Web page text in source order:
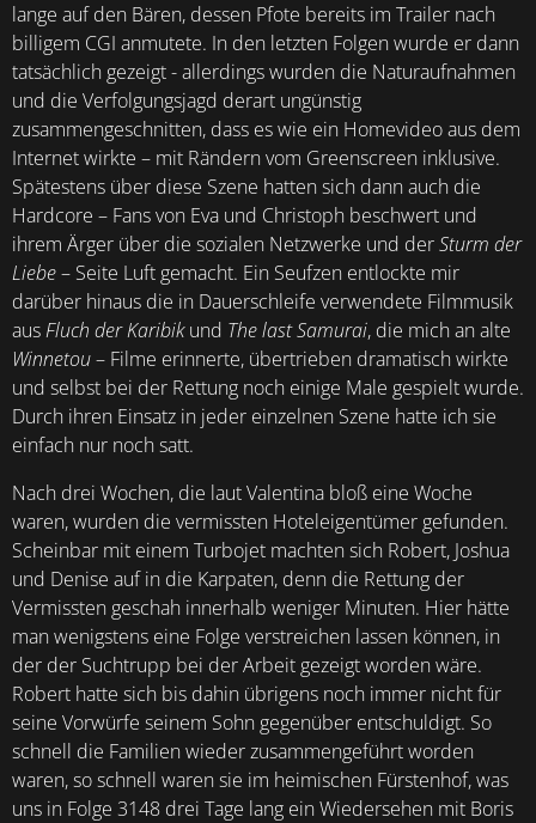
lange auf den Bären, dessen Pfote bereits im Trailer nach
billigem CGI anmutete. In den letzten Folgen wurde er dann
tatsächlich gezeigt - allerdings wurden die Naturaufnahmen
und die Verfolgungsjagd derart ungünstig
zusammengeschnitten, dass es wie ein Homevideo aus dem
Internet wirkte – mit Rändern vom Greenscreen inklusive.
Spätestens über diese Szene hatten sich dann auch die
Hardcore – Fans von Eva und Christoph beschwert und
ihrem Ärger über die sozialen Netzwerke und derSturm der
Liebe– Seite Luft gemacht. Ein Seufzen entlockte mir
darüber hinaus die in Dauerschleife verwendete Filmmusik
ausFluch der Karibikund The last Samurai, die mich an alte
Winnetou– Filme erinnerte, übertrieben dramatisch wirkte
und selbst bei der Rettung noch einige Male gespielt wurde.
Durch ihren Einsatz in jeder einzelnen Szene hatte ich sie
einfach nur noch satt.
Nach drei Wochen, die laut Valentina bloß eine Woche
waren, wurden die vermissten Hoteleigentümer gefunden.
Scheinbar mit einem Turbojet machten sich Robert, Joshua
und Denise auf in die Karpaten, denn die Rettung der
Vermissten geschah innerhalb weniger Minuten. Hier hätte
man wenigstens eine Folge verstreichen lassen können, in
der der Suchtrupp bei der Arbeit gezeigt worden wäre.
Robert hatte sich bis dahin übrigens noch immer nicht für
seine Vorwürfe seinem Sohn gegenüber entschuldigt. So
schnell die Familien wieder zusammengeführt worden
waren, so schnell waren sie im heimischen Fürstenhof, was
uns in Folge 3148 drei Tage lang ein Wiedersehen mit Boris